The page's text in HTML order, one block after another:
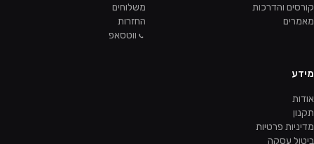
קורסים והדרכות
מאמרים
משלוחים
החזרות
ווטסאפ
מידע
אודות
תקנון
מדיניות פרטיות
ביטול עסקה